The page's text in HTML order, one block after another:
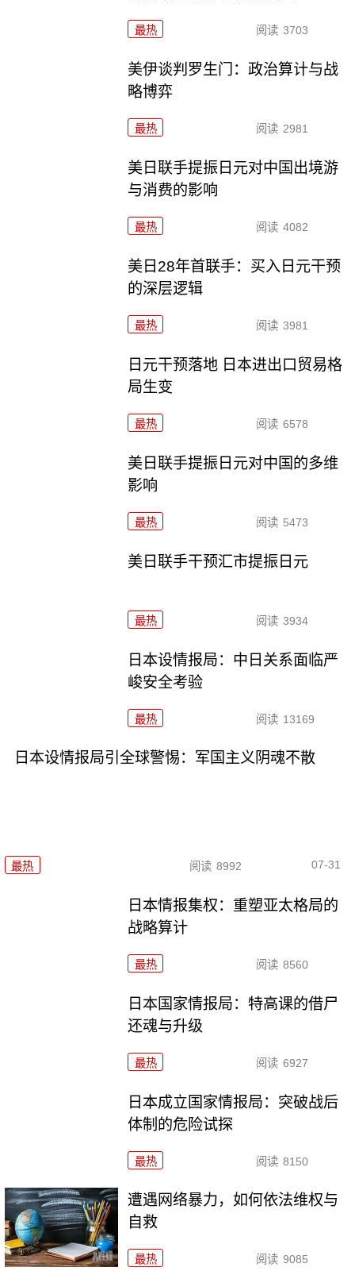
最热 阅读 3703
美伊谈判罗生门：政治算计与战
略博弈
最热 阅读 2981
美日联手提振日元对中国出境游
与消费的影响
最热 阅读 4082
美日28年首联手：买入日元干预
的深层逻辑
最热 阅读 3981
日元干预落地 日本进出口贸易格
局生变
最热 阅读 6578
美日联手提振日元对中国的多维
影响
最热 阅读 5473
美日联手干预汇市提振日元
最热 阅读 3934
日本设情报局：中日关系面临严
峻安全考验
最热 阅读 13169
日本设情报局引全球警惕：军国主义阴魂不散
最热 阅读 8992 07-31
日本情报集权：重塑亚太格局的
战略算计
最热 阅读 8560
日本国家情报局：特高课的借尸
还魂与升级
最热 阅读 6927
日本成立国家情报局：突破战后
体制的危险试探
最热 阅读 8150
遭遇网络暴力，如何依法维权与
自救
最热 阅读 9085